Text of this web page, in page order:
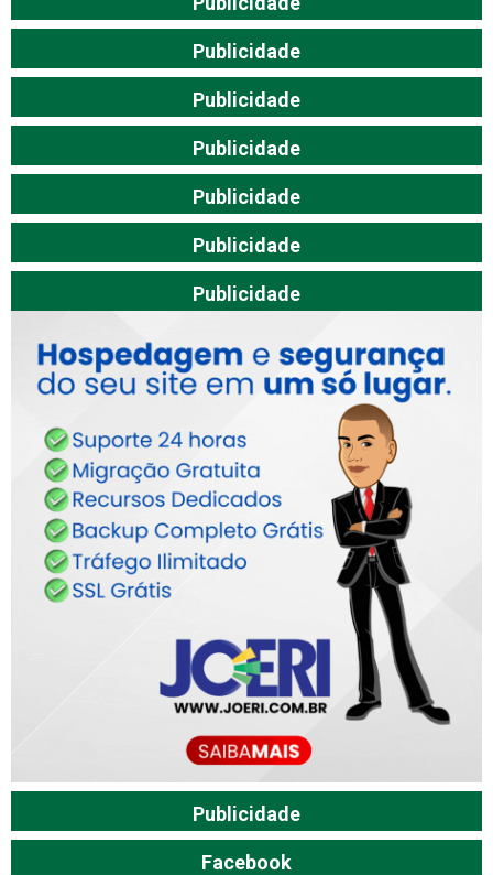
Publicidade
Publicidade
Publicidade
Publicidade
Publicidade
Publicidade
Publicidade
Facebook